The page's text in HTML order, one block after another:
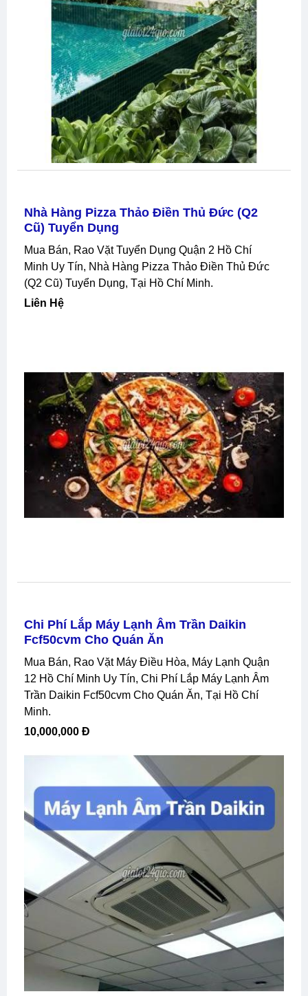
Nhà Hàng Pizza Thảo Điền Thủ Đức (q2
Cũ) Tuyển Dụng
Mua Bán, Rao Vặt Tuyển Dụng Quận 2 Hồ Chí
Minh Uy Tín, Nhà Hàng Pizza Thảo Điền Thủ Đức
(q2 Cũ) Tuyển Dụng, Tại Hồ Chí Minh.
Liên Hệ
Chi Phí Lắp Máy Lạnh Âm Trần Daikin
Fcf50cvm Cho Quán Ăn
Mua Bán, Rao Vặt Máy Điều Hòa, Máy Lạnh Quận
12 Hồ Chí Minh Uy Tín, Chi Phí Lắp Máy Lạnh Âm
Trần Daikin Fcf50cvm Cho Quán Ăn, Tại Hồ Chí
Minh.
10,000,000 Đ